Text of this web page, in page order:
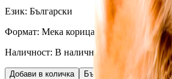
Език: Български
Формат: Мека корица
Наличност: В наличност ( 17 бр.)
Добави в количка Бърза поръчка